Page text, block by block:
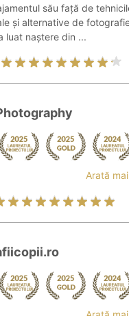
său față de
și alternative de
luat naștere din ...
Arată